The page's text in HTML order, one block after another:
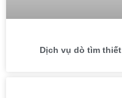
Dịch vụ dò tìm